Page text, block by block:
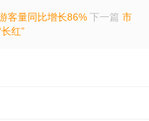
客量同比增长86% 下一篇 市
红”